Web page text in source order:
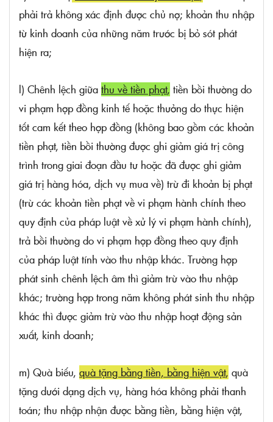
phải trả không xác định được chủ nợ; khoản thu nhập
từ kinh doanh của những năm trước bị bỏ sót phát
hiện ra;
l) Chênh lệch giữa thu về tiền phạt, tiền bồi thường do
vi phạm hợp đồng kinh tế hoặc thưởng do thực hiện
tốt cam kết theo hợp đồng (không bao gồm các khoản
tiền phạt, tiền bồi thường được ghi giảm giá trị công
trình trong giai đoạn đầu tư hoặc đã được ghi giảm
giá trị hàng hóa, dịch vụ mua về) trừ đi khoản bị phạt
(trừ các khoản tiền phạt về vi phạm hành chính theo
quy định của pháp luật về xử lý vi phạm hành chính),
trả bồi thường do vi phạm hợp đồng theo quy định
của pháp luật tính vào thu nhập khác. Trường hợp
phát sinh chênh lệch âm thì giảm trừ vào thu nhập
khác; trường hợp trong năm không phát sinh thu nhập
khác thì được giảm trừ vào thu nhập hoạt động sản
xuất, kinh doanh;
m) Quà biếu, quà tặng bằng tiền, bằng hiện vật, quà
tặng dưới dạng dịch vụ, hàng hóa không phải thanh
toán; thu nhập nhận được bằng tiền, bằng hiện vật,